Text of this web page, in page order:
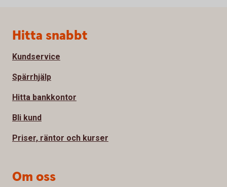
Sidfot
Hitta snabbt
Kundservice
Spärrhjälp
Hitta bankkontor
Bli kund
Priser, räntor och kurser
Om oss